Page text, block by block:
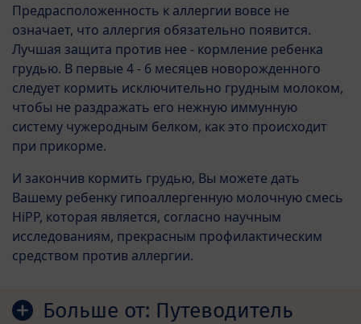
Предрасположенность к аллергии вовсе не
означает, что аллергия обязательно появится.
Лучшая защита против нее - кормление ребенка
грудью. В первые 4 - 6 месяцев новорожденного
следует кормить исключительно грудным молоком,
чтобы не раздражать его нежную иммунную
систему чужеродным белком, как это происходит
при прикорме.
И закончив кормить грудью, Вы можете дать
Вашему ребенку гипоаллергенную молочную смесь
HiPP, которая является, согласно научным
исследованиям, прекрасным профилактическим
средством против аллергии.
Больше от: Путеводитель